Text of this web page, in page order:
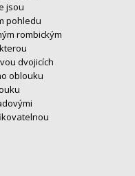
jsou
pohledu
rombickým
dvojicích
oblouku